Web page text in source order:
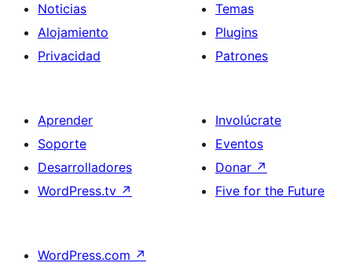
Noticias
Alojamiento
Privacidad
Temas
Plugins
Patrones
Aprender
Soporte
Desarrolladores
WordPress.tv ↗
Involúcrate
Eventos
Donar ↗
Five for the Future
WordPress.com ↗